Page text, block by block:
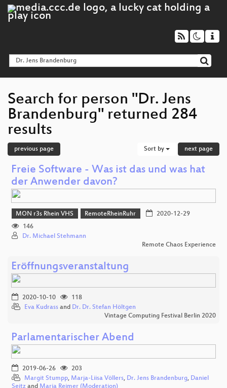
Search for person "Dr. Jens
Brandenburg" returned 284
results
previous page Sort by next page
Freie Software - Was ist das und was hat
der Anwender davon?
MON r3s Rhein VHS RemoteRheinRuhr
2020-12-29
146
Dr. Michael Stehmann
Remote Chaos Experience
Eröffnungsveranstaltung
2020-10-10
118
Eva Kudrass and Dr. Dr. Stefan Höltgen
Vintage Computing Festival Berlin 2020
Parlamentarischer Abend
2019-06-26
203
Margit Stumpp, Marja-Liisa Völlers, Dr. Jens Brandenburg, Daniel
Seitz and Maria Reimer (Moderation)